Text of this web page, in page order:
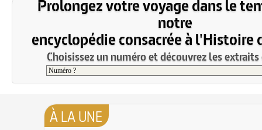
Prolongez votre voyage dans le
notre
encyclopédie consacrée à l'Histoire
Choisissez un numéro et découvrez les
À LA UNE